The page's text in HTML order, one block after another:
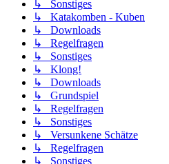
↳ Sonstiges
↳ Katakomben - Kuben
↳ Downloads
↳ Regelfragen
↳ Sonstiges
↳ Klong!
↳ Downloads
↳ Grundspiel
↳ Regelfragen
↳ Sonstiges
↳ Versunkene Schätze
↳ Regelfragen
↳ Sonstiges